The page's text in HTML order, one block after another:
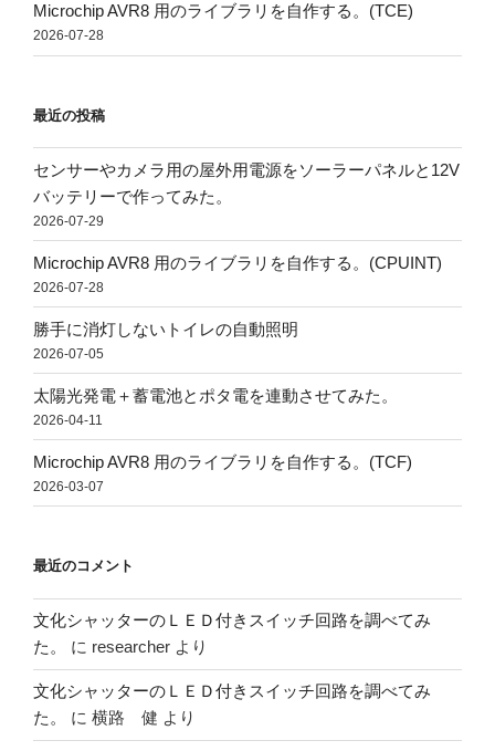
Microchip AVR8 用のライブラリを自作する。(TCE)
2026-07-28
最近の投稿
センサーやカメラ用の屋外用電源をソーラーパネルと12V
バッテリーで作ってみた。
2026-07-29
Microchip AVR8 用のライブラリを自作する。(CPUINT)
2026-07-28
勝手に消灯しないトイレの自動照明
2026-07-05
太陽光発電＋蓄電池とポタ電を連動させてみた。
2026-04-11
Microchip AVR8 用のライブラリを自作する。(TCF)
2026-03-07
最近のコメント
文化シャッターのＬＥＤ付きスイッチ回路を調べてみ
た。
に researcher より
文化シャッターのＬＥＤ付きスイッチ回路を調べてみ
た。
に 横路 健 より